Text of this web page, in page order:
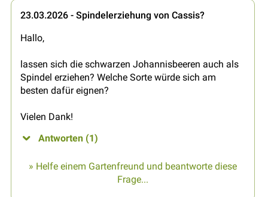
23.03.2026 - Spindelerziehung von Cassis?
Hallo,
lassen sich die schwarzen Johannisbeeren auch als
Spindel erziehen? Welche Sorte würde sich am
besten dafür eignen?
Vielen Dank!
Antworten (1)
» Helfe einem Gartenfreund und beantworte diese
Frage...